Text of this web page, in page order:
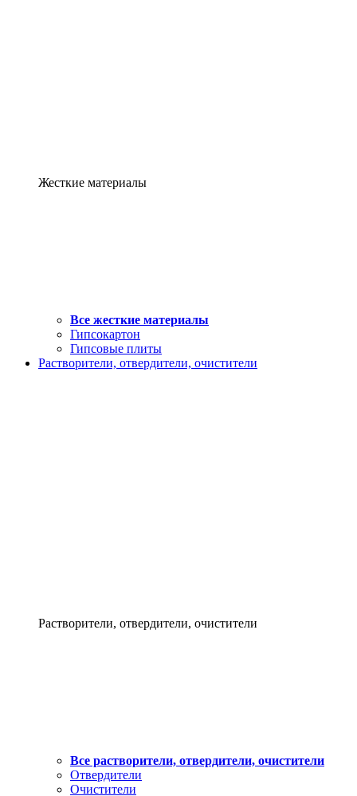
Жесткие материалы
Все жесткие материалы
Гипсокартон
Гипсовые плиты
Растворители, отвердители, очистители
Растворители, отвердители, очистители
Все растворители, отвердители, очистители
Отвердители
Очистители